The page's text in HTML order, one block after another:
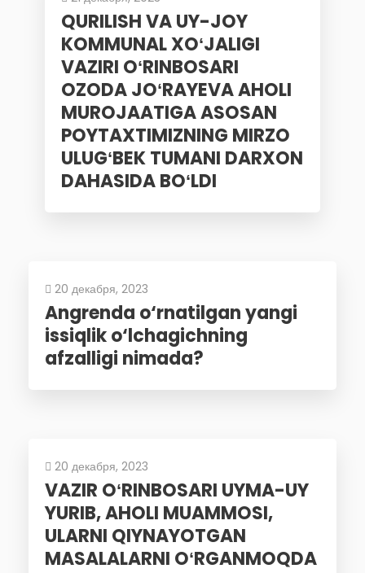
QURILISH VA UY-JOY
KOMMUNAL XOʻJALIGI
VAZIRI OʻRINBOSARI
OZODA JOʻRAYEVA AHOLI
MUROJAATIGA ASOSAN
POYTAXTIMIZNING MIRZO
ULUGʻBEK TUMANI DARXON
DAHASIDA BOʻLDI
20 декабря, 2023
Angrenda o‘rnatilgan yangi
issiqlik o‘lchagichning
afzalligi nimada?
20 декабря, 2023
VAZIR OʻRINBOSARI UYMA-UY
YURIB, AHOLI MUAMMOSI,
ULARNI QIYNAYOTGAN
MASALALARNI OʻRGANMOQDA